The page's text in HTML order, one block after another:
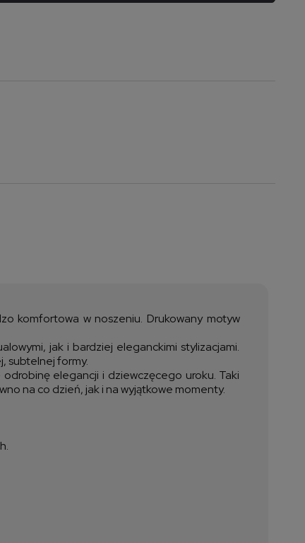
komfortowa w noszeniu. Drukowany motyw
jak i bardziej eleganckimi stylizacjami.
subtelnej formy.
elegancji i dziewczęcego uroku. Taki
na co dzień, jak i na wyjątkowe momenty.